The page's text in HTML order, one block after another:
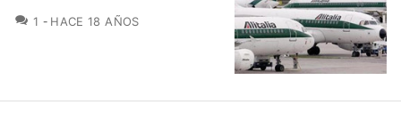
1 COMENTARIOS
HACE 18 AÑOS